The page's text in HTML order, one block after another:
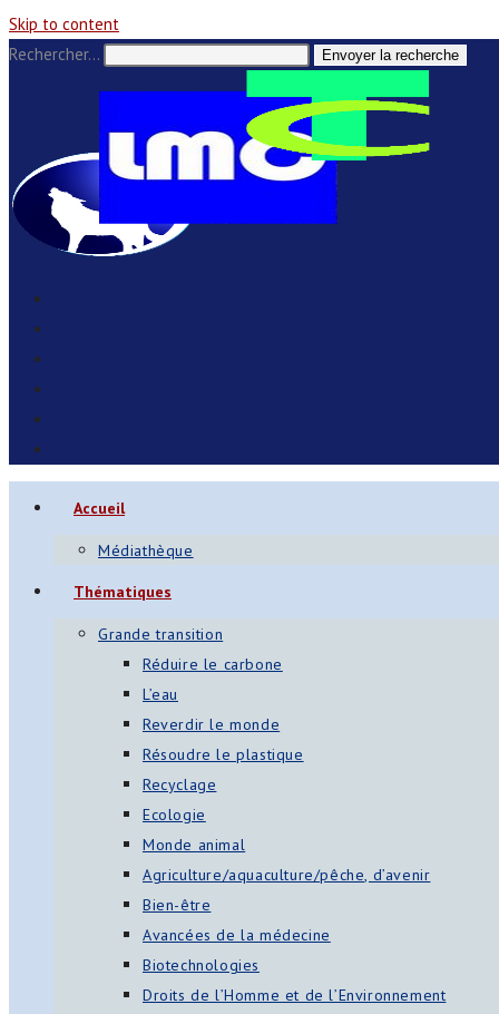
Skip to content
Rechercher…
Envoyer la recherche
Accueil
Médiathèque
Thématiques
Grande transition
Réduire le carbone
L’eau
Reverdir le monde
Résoudre le plastique
Recyclage
Ecologie
Monde animal
Agriculture/aquaculture/pêche, d’avenir
Bien-être
Avancées de la médecine
Biotechnologies
Droits de l’Homme et de l’Environnement